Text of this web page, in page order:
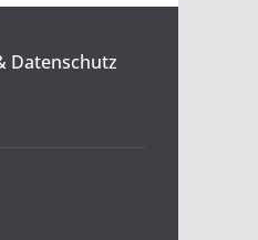
Datenschutz